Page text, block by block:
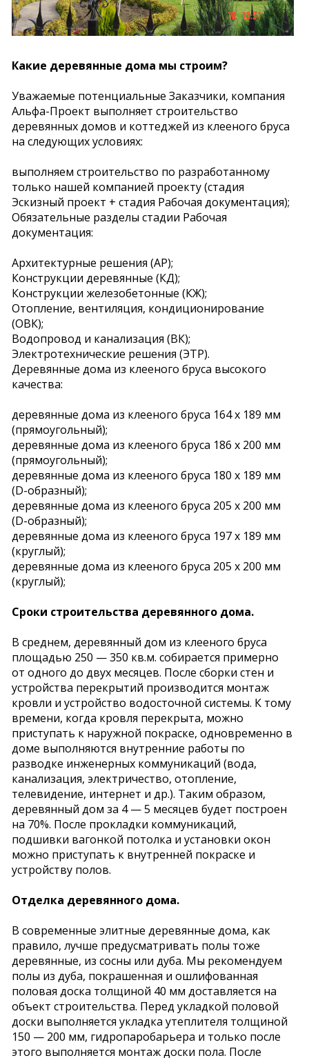
Какие деревянные дома мы строим?
Уважаемые потенциальные Заказчики, компания
Альфа-Проект выполняет строительство
деревянных домов и коттеджей из клееного бруса
на следующих условиях:
выполняем строительство по разработанному
только нашей компанией проекту (стадия
Эскизный проект + стадия Рабочая документация);
Обязательные разделы стадии Рабочая
документация:
Архитектурные решения (АР);
Конструкции деревянные (КД);
Конструкции железобетонные (КЖ);
Отопление, вентиляция, кондиционирование
(ОВК);
Водопровод и канализация (ВК);
Электротехнические решения (ЭТР).
Деревянные дома из клееного бруса высокого
качества:
деревянные дома из клееного бруса 164 х 189 мм
(прямоугольный);
деревянные дома из клееного бруса 186 х 200 мм
(прямоугольный);
деревянные дома из клееного бруса 180 х 189 мм
(D-образный);
деревянные дома из клееного бруса 205 х 200 мм
(D-образный);
деревянные дома из клееного бруса 197 х 189 мм
(круглый);
деревянные дома из клееного бруса 205 х 200 мм
(круглый);
Сроки строительства деревянного дома.
В среднем, деревянный дом из клееного бруса
площадью 250 — 350 кв.м. собирается примерно
от одного до двух месяцев. После сборки стен и
устройства перекрытий производится монтаж
кровли и устройство водосточной системы. К тому
времени, когда кровля перекрыта, можно
приступать к наружной покраске, одновременно в
доме выполняются внутренние работы по
разводке инженерных коммуникаций (вода,
канализация, электричество, отопление,
телевидение, интернет и др.). Таким образом,
деревянный дом за 4 — 5 месяцев будет построен
на 70%. После прокладки коммуникаций,
подшивки вагонкой потолка и установки окон
можно приступать к внутренней покраске и
устройству полов.
Отделка деревянного дома.
В современные элитные деревянные дома, как
правило, лучше предусматривать полы тоже
деревянные, из сосны или дуба. Мы рекомендуем
полы из дуба, покрашенная и ошлифованная
половая доска толщиной 40 мм доставляется на
объект строительства. Перед укладкой половой
доски выполняется укладка утеплителя толщиной
150 — 200 мм, гидропаробарьера и только после
этого выполняется монтаж доски пола. После